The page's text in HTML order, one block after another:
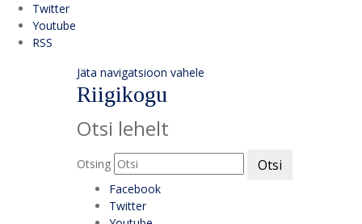
Twitter
Youtube
RSS
Jäta navigatsioon vahele
Riigikogu
Otsi lehelt
Otsing Otsi
Facebook
Twitter